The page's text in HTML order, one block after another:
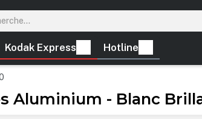
Kodak Express Hotline
Aluminium - Blanc